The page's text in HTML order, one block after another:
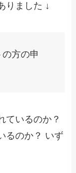
りました ↓
方の申
ているのか？
るのか？ いず